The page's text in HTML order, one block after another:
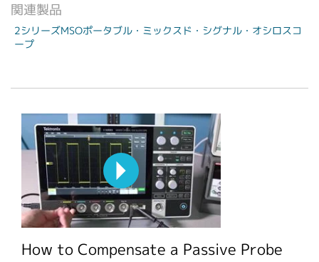
関連製品
2シリーズMSOポータブル・ミックスド・シグナル・オシロスコ
ープ
How to Compensate a Passive Probe